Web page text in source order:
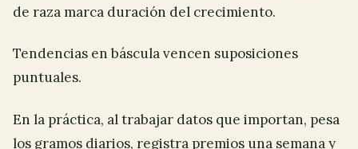
de raza marca duración del crecimiento.
Tendencias en báscula vencen suposiciones
puntuales.
En la práctica, al trabajar datos que importan, pesa
los gramos diarios, registra premios una semana y